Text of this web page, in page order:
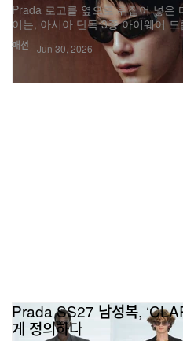
패션
Prada 로고를 옆으로 뒤집어 넣은
이는, 아시아 단독 3종 아이웨어 드
Jun 30, 2026
Prada SS27 남성복,
게 정의하다